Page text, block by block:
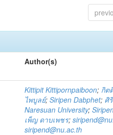
Author(s)
Kittipit Kittipornpaiboon; กิต
ไพบูลย์;Siripen Dabphet; ศิ
Naresuan University;
เพ็ญ ดาบเพชร;
siripend@nu.ac.th